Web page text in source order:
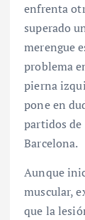
enfrenta
superado
merengue
problema
pierna
pone en
partidos
Barcelona.
Aunque
muscular,
que la